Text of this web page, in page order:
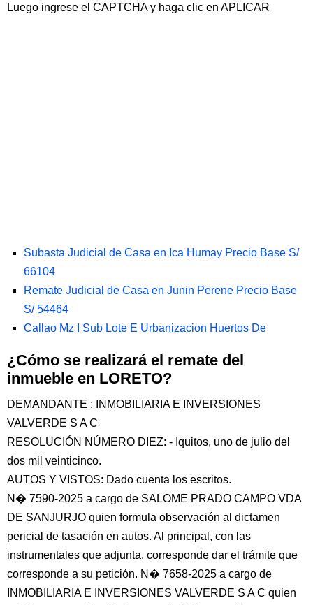
Luego ingrese el CAPTCHA y haga clic en APLICAR
Subasta Judicial de Casa en Ica Humay Precio Base S/
66104
Remate Judicial de Casa en Junin Perene Precio Base
S/ 54464
Callao Mz I Sub Lote E Urbanizacion Huertos De
¿Cómo se realizará el remate del
inmueble en LORETO?
DEMANDANTE : INMOBILIARIA E INVERSIONES
VALVERDE S A C
RESOLUCIÓN NÚMERO DIEZ: - Iquitos, uno de julio del
dos mil veinticinco.
AUTOS Y VISTOS: Dado cuenta los escritos.
N� 7590-2025 a cargo de SALOME PRADO CAMPO VDA
DE SANJURJO quien formula observación al dictamen
pericial de tasación en autos. Al principal, con las
instrumentales que adjunta, corresponde dar el trámite que
corresponde a su petición. N� 7658-2025 a cargo de
INMOBILIARIA E INVERSIONES VALVERDE S A C quien